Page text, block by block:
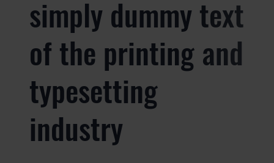
simply dummy text
of the printing and
typesetting
industry